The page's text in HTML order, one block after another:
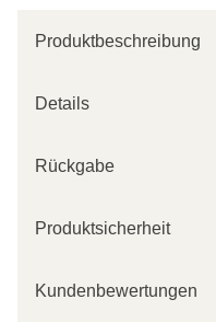
Produktbeschreibung
Details
Rückgabe
Produktsicherheit
Kundenbewertungen